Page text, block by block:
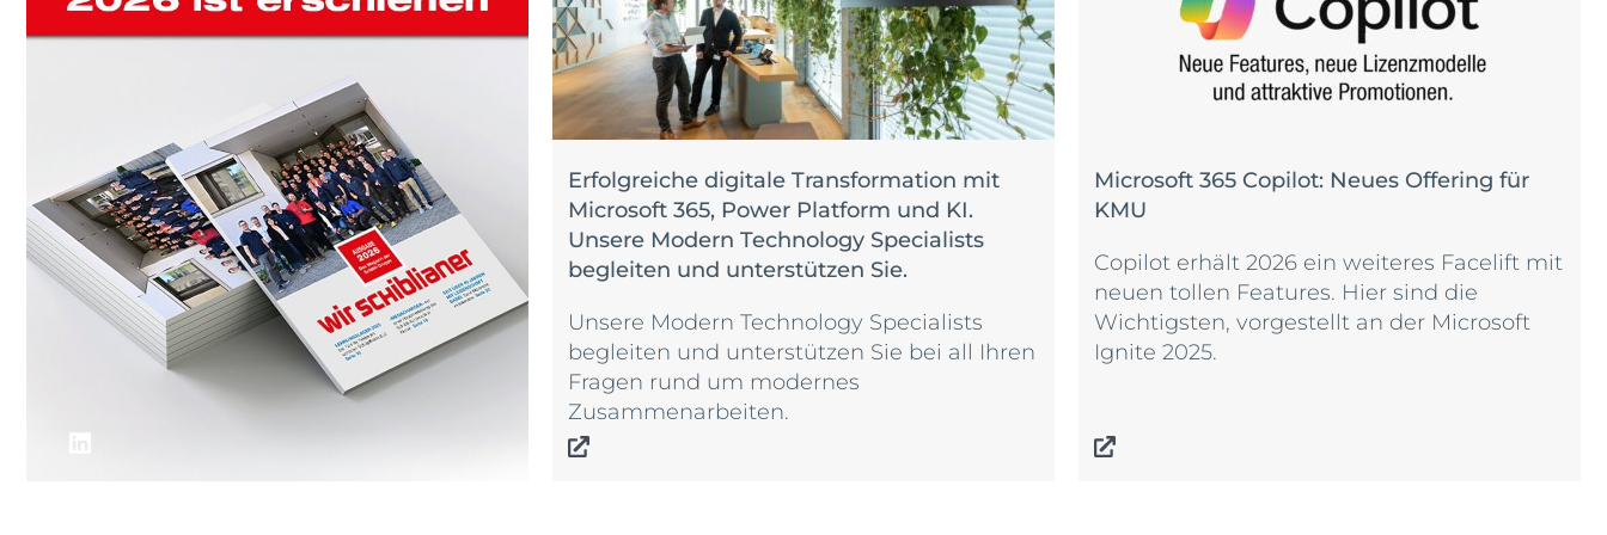
Erfolgreiche digitale Transformation mit
Microsoft 365, Power Platform und KI.
Unsere Modern Technology Specialists
begleiten und unterstützen Sie.
Unsere Modern Technology Specialists
begleiten und unterstützen Sie bei all Ihren
Fragen rund um modernes
Zusammenarbeiten.
Microsoft 365 Copilot: Neues Offering für
KMU
Copilot erhält 2026 ein weiteres Facelift mit
neuen tollen Features. Hier sind die
Wichtigsten, vorgestellt an der Microsoft
Ignite 2025.